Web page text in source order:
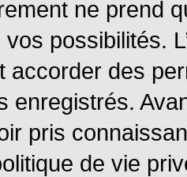
ne prend
possibilités.
accorder des
enregistrés.
pris
de vie